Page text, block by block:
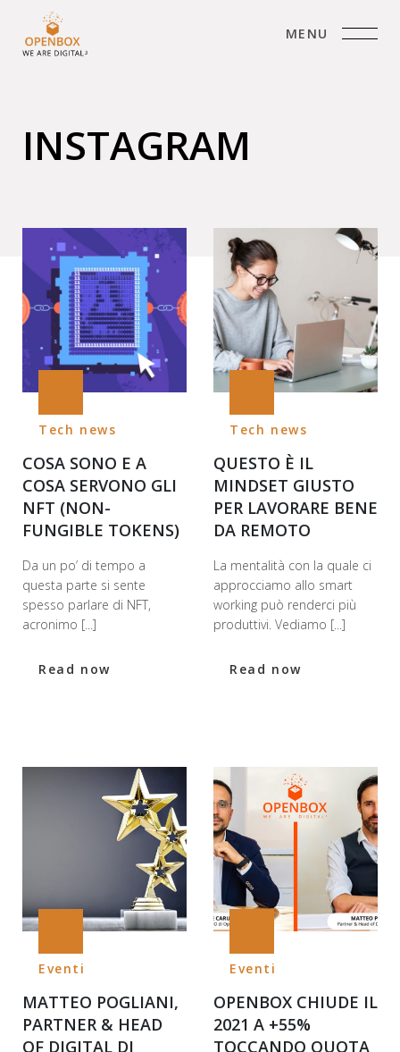
MENU
INSTAGRAM
Tech news
COSA SONO E A
COSA SERVONO GLI
NFT (NON-
FUNGIBLE TOKENS)
Da un po’ di tempo a
questa parte si sente
spesso parlare di NFT,
acronimo [...]
Read now
Tech news
QUESTO È IL
MINDSET GIUSTO
PER LAVORARE BENE
DA REMOTO
La mentalità con la quale ci
approcciamo allo smart
working può renderci più
produttivi. Vediamo [...]
Read now
Eventi
MATTEO POGLIANI,
PARTNER & HEAD
OF DIGITAL DI
Eventi
OPENBOX CHIUDE IL
2021 A +55%
TOCCANDO QUOTA